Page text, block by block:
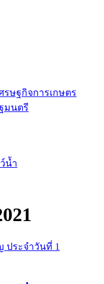
รษฐกิจการเกษตร
มนตรี
น้ำ